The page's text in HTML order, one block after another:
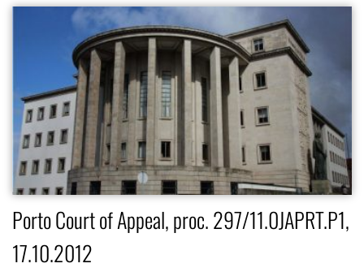
Porto Court of Appeal, proc. 297/11.0JAPRT.P1,
17.10.2012